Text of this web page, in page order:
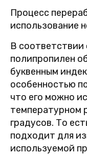
Процесс
использование
В
полипропилен
буквенным
особенностью
что его можно
температурном
градусов. То
подходит для
используемой